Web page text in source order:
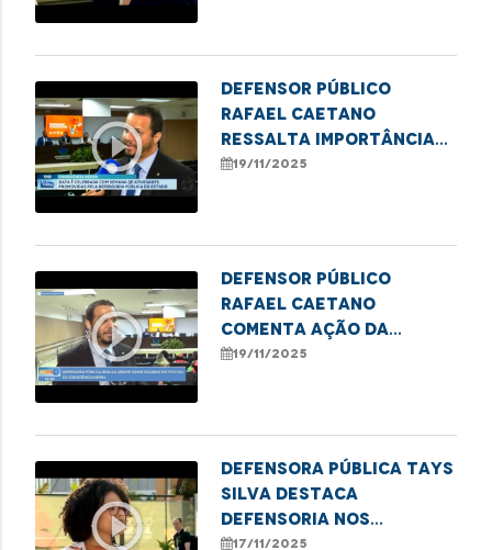
play_circle_outline
Defensor público
Rafael Caetano
ressalta importância
do II Festival Cultural
19/11/2025
play_circle_outline
Defensor público
Rafael Caetano
comenta ação da
DPE/MA no II Festival da
19/11/2025
play_circle_outline
Defensora pública Tays
Silva destaca
Defensoria nos
Babaçuais durante a
17/11/2025